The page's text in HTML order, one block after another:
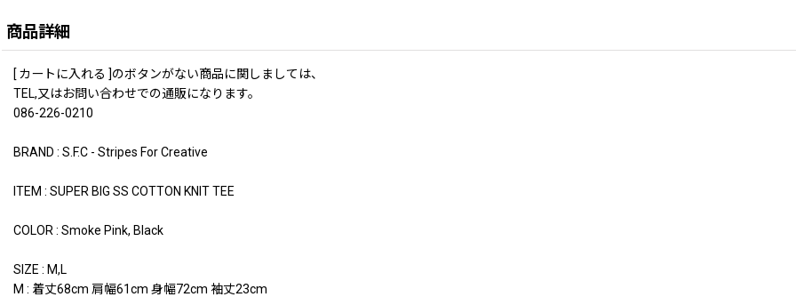
商品詳細
[ カートに入れる ]のボタンがない商品に関しましては、
TEL,又はお問い合わせでの通販になります。
086-226-0210
BRAND : S.F.C - Stripes For Creative
ITEM : SUPER BIG SS COTTON KNIT TEE
COLOR : Smoke Pink, Black
SIZE : M,L
M : 着丈68cm 肩幅61cm 身幅72cm 袖丈23cm